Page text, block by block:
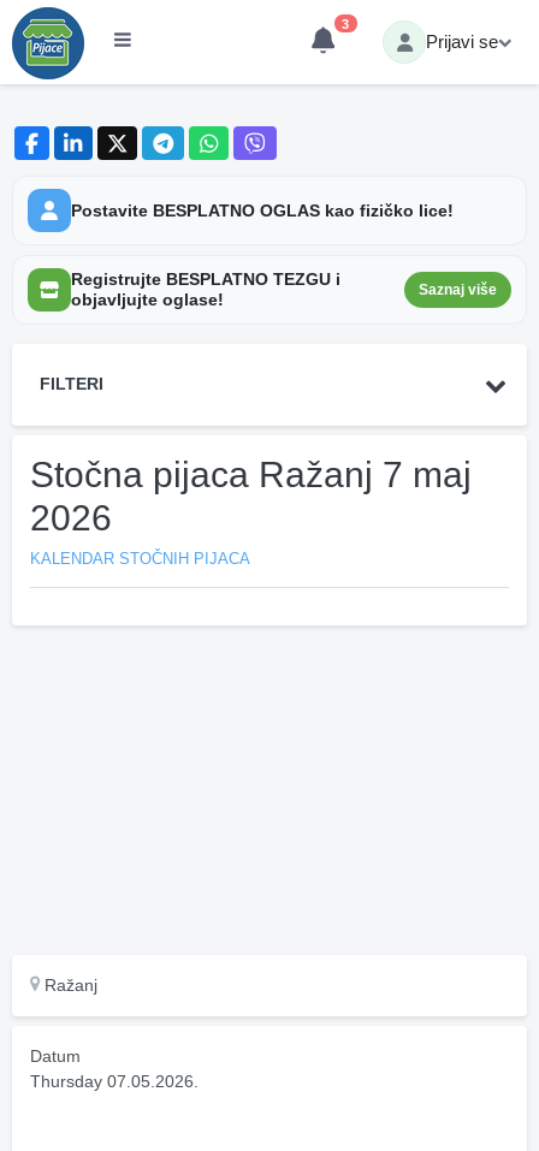
3
Prijavi se
Postavite BESPLATNO OGLAS kao fizičko lice!
Registrujte BESPLATNO TEZGU i
objavljujte oglase!
Saznaj više
FILTERI
Stočna pijaca Ražanj 7 maj
2026
KALENDAR STOČNIH PIJACA
Ražanj
Datum
Thursday 07.05.2026.